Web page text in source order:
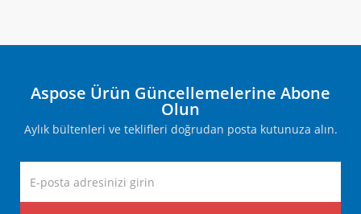
Aspose Ürün Güncellemelerine Abone
Olun
Aylık bültenleri ve teklifleri doğrudan posta kutunuza alın.